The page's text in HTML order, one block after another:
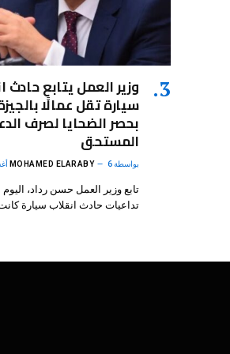
وزير العمل يتابع حادث
سيارة تقل عمالًا
بحصر الضحايا لصرف
المستحق
بواسطة MOHAMED ELARABY 6 أغسطس، 2026
تابع وزير العمل حسن رداد،
تداعيات حادث انقلاب سيارة